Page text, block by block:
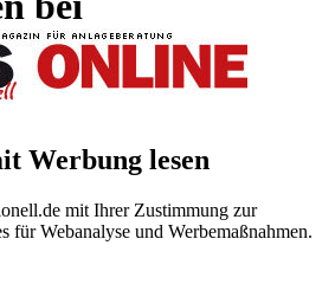
Werbung lesen
mit Ihrer Zustimmung zur
für Webanalyse und Werbemaßnahmen.